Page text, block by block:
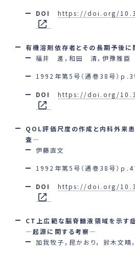
DOI https://doi.org/
有機溶剤依存者とその長期予後に
福井 進，和田 清，伊豫雅臣
1992年第5号（通巻38号）ｐ
DOI https://doi.org/
QOL評価尺度の作成と内科外来
査―
伊藤直文
1992年第5号（通巻38号）ｐ
DOI https://doi.org/
CT上広範な脳脊髄液領域を示す
―起源に関する考察―
加我牧子，昆かおり， 鈴木文